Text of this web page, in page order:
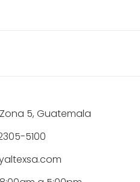
5, Guatemala
5100